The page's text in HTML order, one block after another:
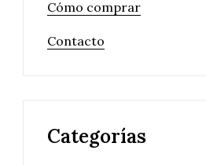
Cómo comprar
Contacto
Categorías